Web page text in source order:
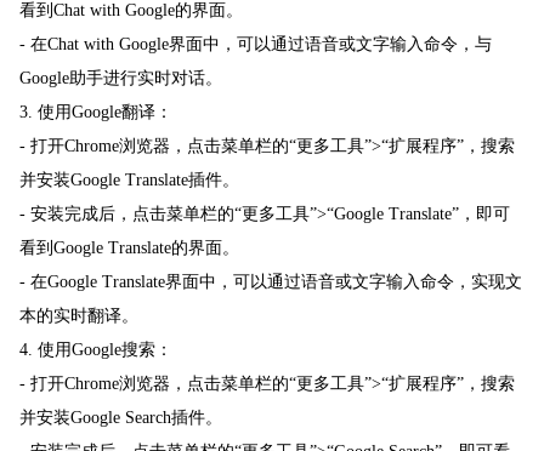
看到Chat with Google的界面。
- 在Chat with Google界面中，可以通过语音或文字输入命令，与
Google助手进行实时对话。
3. 使用Google翻译：
- 打开Chrome浏览器，点击菜单栏的“更多工具”>“扩展程序”，搜索
并安装Google Translate插件。
- 安装完成后，点击菜单栏的“更多工具”>“Google Translate”，即可
看到Google Translate的界面。
- 在Google Translate界面中，可以通过语音或文字输入命令，实现文
本的实时翻译。
4. 使用Google搜索：
- 打开Chrome浏览器，点击菜单栏的“更多工具”>“扩展程序”，搜索
并安装Google Search插件。